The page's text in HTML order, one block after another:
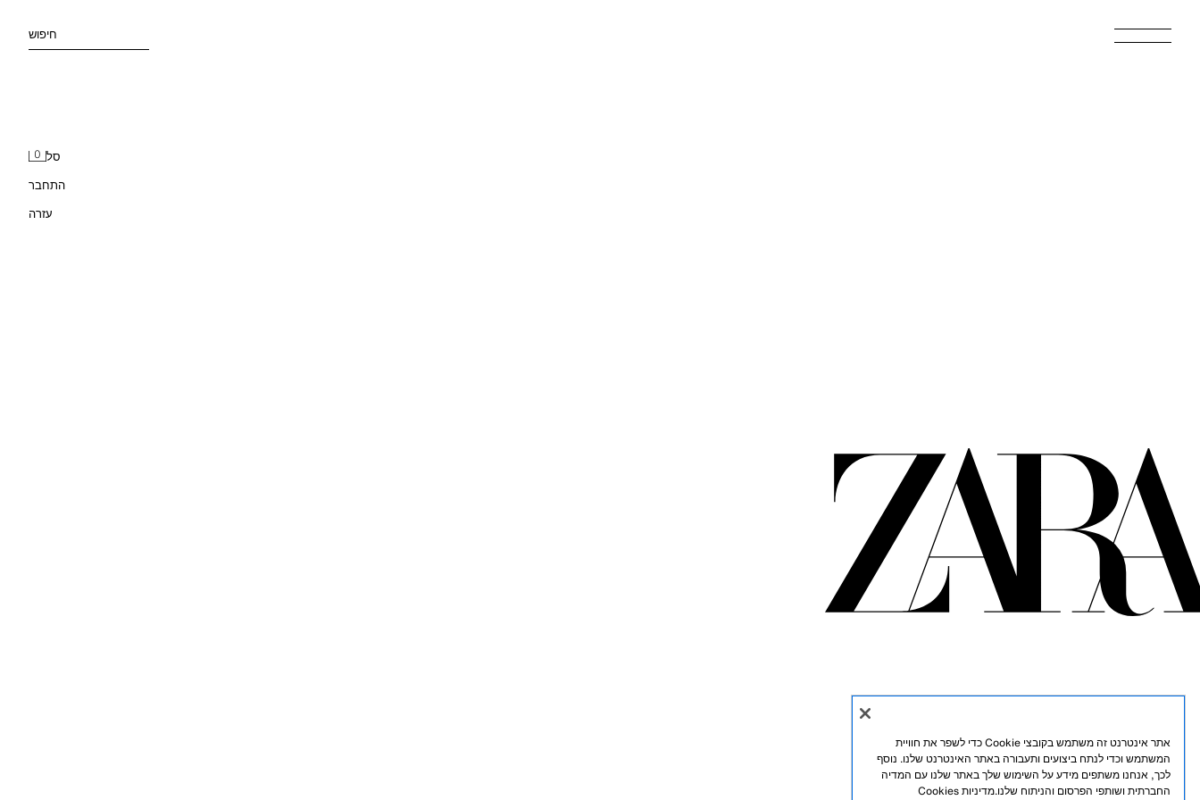
חיפוש
סל 0
התחבר
עזרה
אתר אינטרנט זה משתמש בקובצי Cookie כדי לשפר את חוויית
המשתמש וכדי לנתח ביצועים ותעבורה באתר האינטרנט שלנו. נוסף
לכך, אנחנו משתפים מידע על השימוש שלך באתר שלנו עם המדיה
החברתית ושותפי הפרסום והניתוח שלנו.מדיניות Cookies